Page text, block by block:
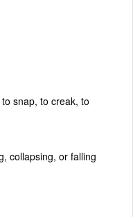
snap, to creak, to
collapsing, or falling